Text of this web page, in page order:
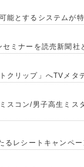
能とするシステムが
ミナーを読売新聞社
クリップ」へTVメタ
スコン/男子高生ミス
るレシートキャンペ